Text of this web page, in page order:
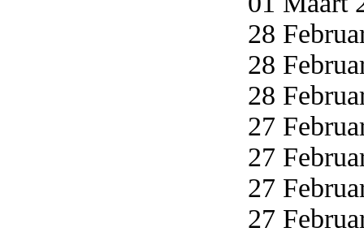
28
28
28
27
27
27
27